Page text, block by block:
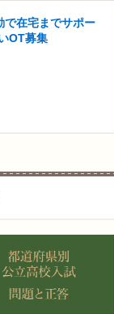
で在宅までサポー
OT募集